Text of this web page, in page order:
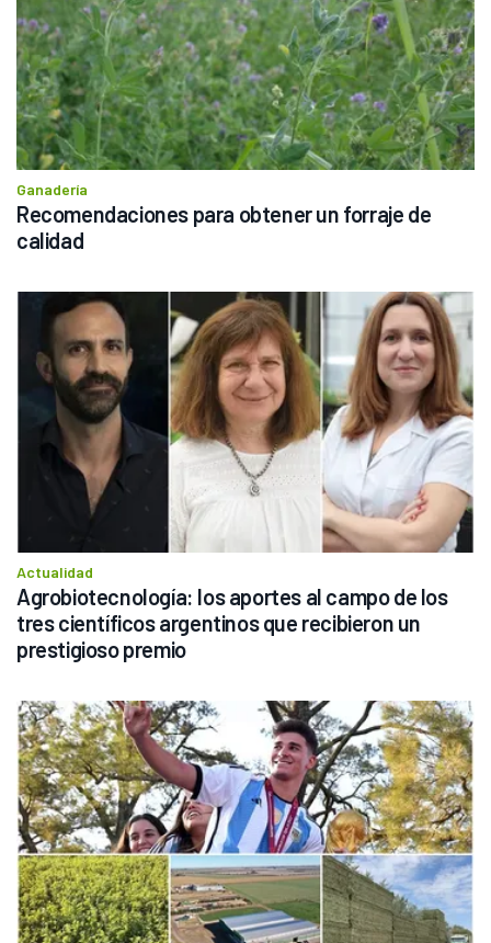
Ganadería
Recomendaciones para obtener un forraje de
calidad
Actualidad
Agrobiotecnología: los aportes al campo de los
tres científicos argentinos que recibieron un
prestigioso premio